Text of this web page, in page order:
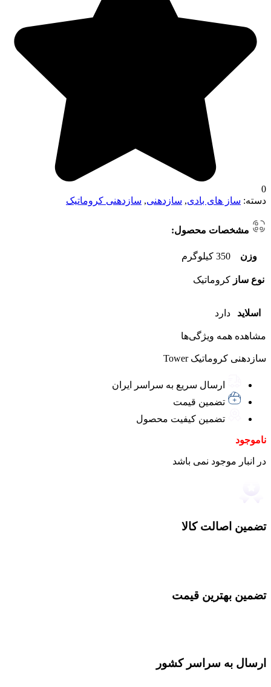
0
دسته: ساز های بادی, سازدهنی, سازدهنی کروماتیک
مشخصات محصول:
وزن 350 کیلوگرم
نوع ساز کروماتیک
اسلاید دارد
مشاهده همه ویژگی‌ها
سازدهنی کروماتیک Tower
ارسال سریع به سراسر ایران
تضمین قیمت
تضمین کیفیت محصول
ناموجود
در انبار موجود نمی باشد
تضمین اصالت کالا
تضمین بهترین قیمت
ارسال به سراسر کشور